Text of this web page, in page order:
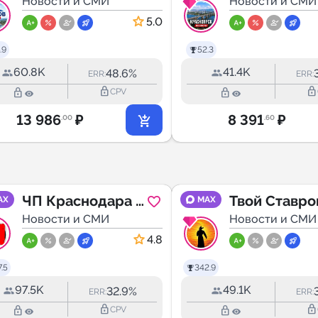
5.0
60.8K ERR:48.6%
lock_outline lock_outlineCPV
13 986.00 ₽
52.3
41.4K ERR:
lock_outline lock_outline
8 391.60 ₽
ЧП Краснодара и
края
Новости и СМИ
4.8
97.5K ERR:32.9%
lock_outline lock_outlineCPV
MAX
342.9
Твой
Новости и СМИ
49.1K ERR:
lock_outline lock_outline